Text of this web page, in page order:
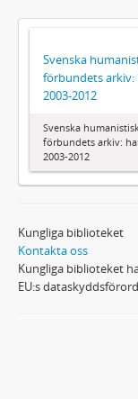
Svenska
förbundets arkiv:
2003-2012
Svenska
förbundets arkiv:
2003-2012
Kungliga biblioteket
Kontakta oss
Kungliga biblioteket
EU:s